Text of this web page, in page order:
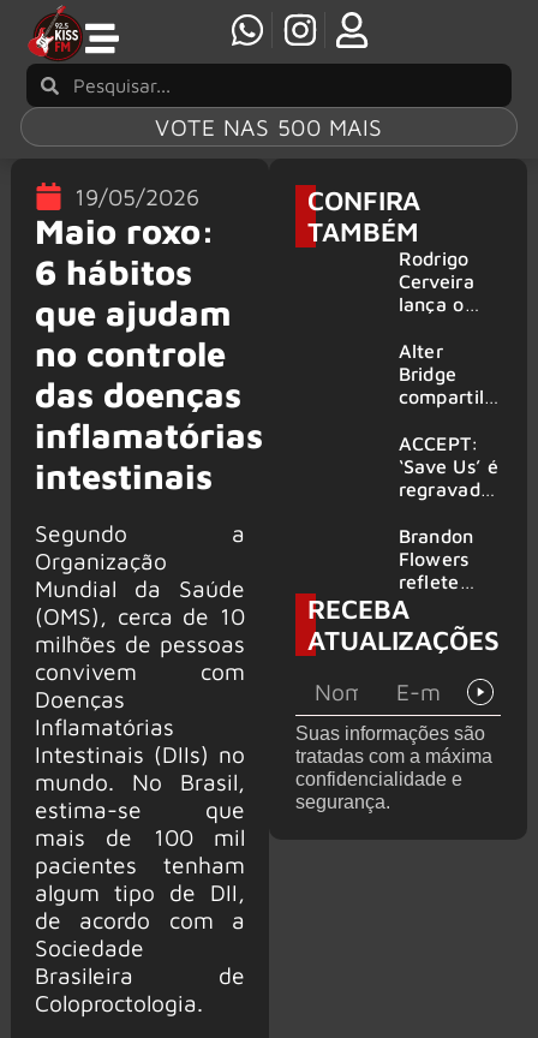
VOTE NAS 500 MAIS
19/05/2026
Maio roxo:
6 hábitos
que ajudam
no controle
das doenças
inflamatórias
intestinais
Segundo a
Organização
Mundial da Saúde
(OMS), cerca de 10
milhões de pessoas
convivem com
Doenças
Inflamatórias
Intestinais (DIIs) no
mundo. No Brasil,
estima-se que
mais de 100 mil
pacientes tenham
algum tipo de DII,
de acordo com a
Sociedade
Brasileira de
Coloproctologia.
CONFIRA
TAMBÉM
Rodrigo
Cerveira
lança o
Searcher”
Alter
Bridge
compartilh
vivo de
“Fortress”
gravada
am Ring
2026
ACCEPT:
‘Save Us’ é
regravada
membros
do GHOST
e KORN
Brandon
Flowers
reflete
sobre o
futuro e
levanta
de de
deixar os
palcos
RECEBA
ATUALIZAÇÕES
Suas informações são
tratadas com a máxima
confidencialidade e
segurança.